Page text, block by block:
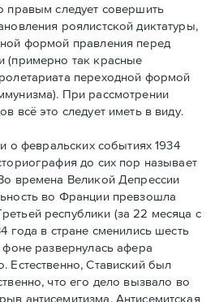
правым следует совершить
роялистской диктатуры,
формой правления перед
(примерно так красные
переходной формой
При рассмотрении
всё это следует иметь в виду.
о февральских событиях 1934
до сих пор называет
времена Великой Депрессии
во Франции превзошла
республики (за 22 месяца с
года в стране сменились шесть
фоне развернулась афера
Естественно, Ставиский был
что его дело вызвало во
антисемитизма. Антисемитская